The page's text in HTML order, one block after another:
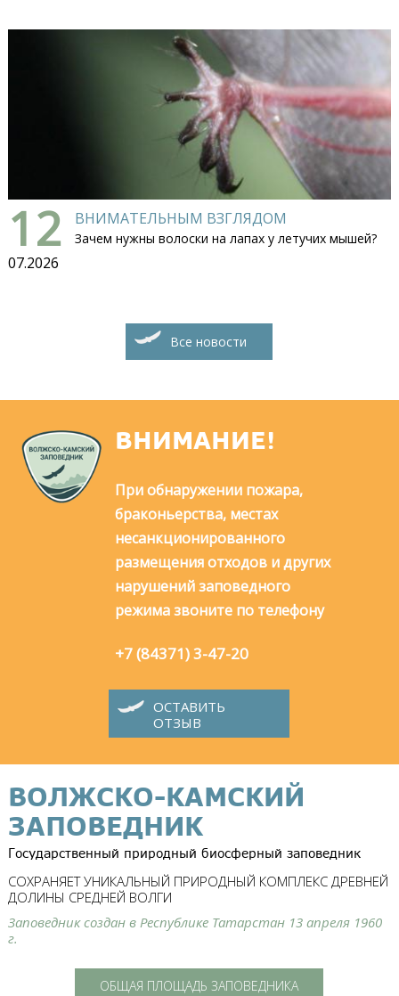
12
07.2026
ВНИМАТЕЛЬНЫМ ВЗГЛЯДОМ
Зачем нужны волоски на лапах у летучих мышей?
Все новости
ВНИМАНИЕ!
При обнаружении пожара,
браконьерства, местах
несанкционированного
размещения отходов и других
нарушений заповедного
режима звоните по телефону
+7 (84371) 3-47-20
ОСТАВИТЬ
ОТЗЫВ
ВОЛЖСКО-КАМСКИЙ
ЗАПОВЕДНИК
Государственный природный биосферный заповедник
СОХРАНЯЕТ УНИКАЛЬНЫЙ ПРИРОДНЫЙ КОМПЛЕКС ДРЕВНЕЙ
ДОЛИНЫ СРЕДНЕЙ ВОЛГИ
Заповедник создан в Республике Татарстан 13 апреля 1960
г.
ОБЩАЯ ПЛОЩАДЬ ЗАПОВЕДНИКА